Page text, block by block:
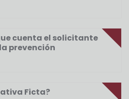
cuenta el solicitante
prevención
Ficta?